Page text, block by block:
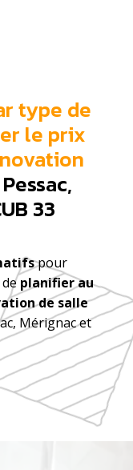
type de
le prix
33
pour
deplanifier au
de salle
Mérignac et